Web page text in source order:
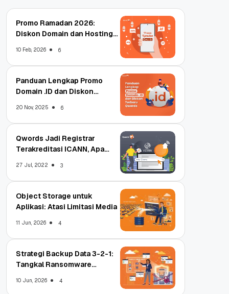
Promo Ramadan 2026:
Diskon Domain dan Hosting
10 Feb, 2026 6
Panduan Lengkap Promo
Domain .ID dan Diskon
20 Nov, 2025 6
Qwords Jadi Registrar
Terakreditasi ICANN, Apa
27 Jul, 2022 3
Object Storage untuk
Aplikasi: Atasi Limitasi Media
11 Jun, 2026 4
Strategi Backup Data 3-2-1:
Tangkal Ransomware
10 Jun, 2026 4